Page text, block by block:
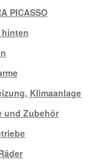
PICASSO
Klimaanlage
und Zubehör